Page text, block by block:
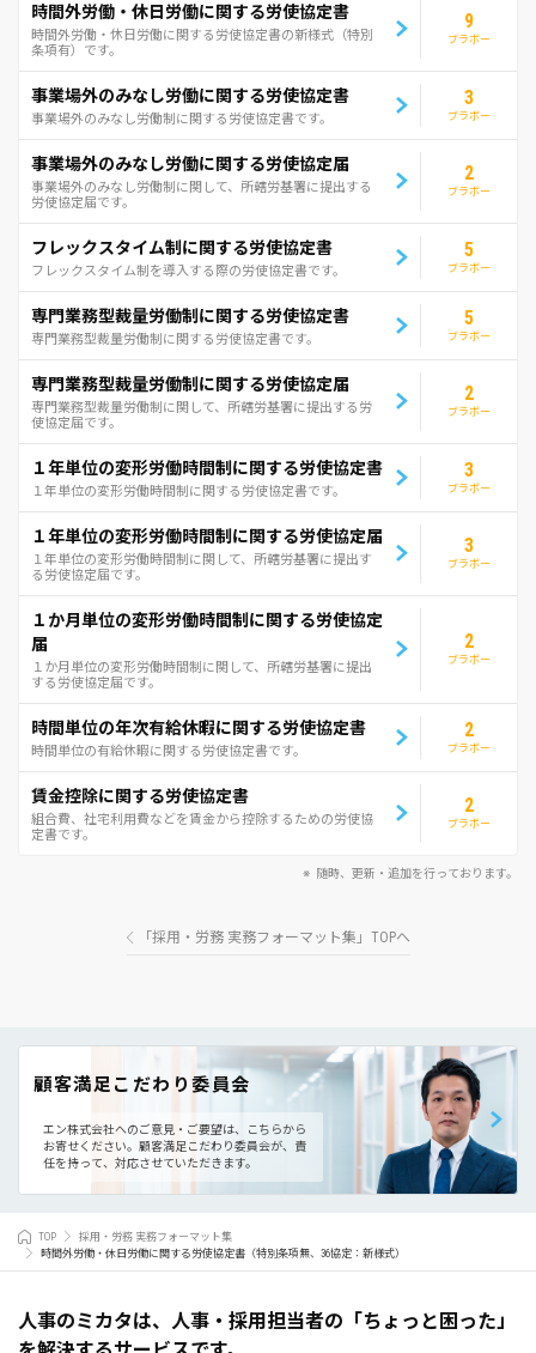
時間外労働・休日労働に関する労使協定書
時間外労働・休日労働に関する労使協定書の新様式（特別
条項有）です。
9
ブラボー
事業場外のみなし労働に関する労使協定書
事業場外のみなし労働制に関する労使協定書です。
3
ブラボー
事業場外のみなし労働に関する労使協定届
事業場外のみなし労働制に関して、所轄労基署に提出する
労使協定届です。
2
ブラボー
フレックスタイム制に関する労使協定書
フレックスタイム制を導入する際の労使協定書です。
5
ブラボー
専門業務型裁量労働制に関する労使協定書
専門業務型裁量労働制に関する労使協定書です。
5
ブラボー
専門業務型裁量労働制に関する労使協定届
専門業務型裁量労働制に関して、所轄労基署に提出する労
使協定届です。
2
ブラボー
１年単位の変形労働時間制に関する労使協定書
１年単位の変形労働時間制に関する労使協定書です。
3
ブラボー
１年単位の変形労働時間制に関する労使協定届
１年単位の変形労働時間制に関して、所轄労基署に提出す
る労使協定届です。
3
ブラボー
１か月単位の変形労働時間制に関する労使協定
届
１か月単位の変形労働時間制に関して、所轄労基署に提出
する労使協定届です。
2
ブラボー
時間単位の年次有給休暇に関する労使協定書
時間単位の有給休暇に関する労使協定書です。
2
ブラボー
賃金控除に関する労使協定書
組合費、社宅利用費などを賃金から控除するための労使協
定書です。
2
ブラボー
随時、更新・追加を行っております。
「採用・労務 実務フォーマット集」TOPへ
顧客満足こだわり委員会
エン株式会社へのご意見・ご要望は、こちらから
お寄せください。 顧客満足こだわり委員会が、責
任を持って、対応させていただきます。
TOP
採用・労務 実務フォーマット集
時間外労働・休日労働に関する労使協定書（特別条項無、36協定：新様式）
人事のミカタは、人事・採用担当者の「ちょっと困った」